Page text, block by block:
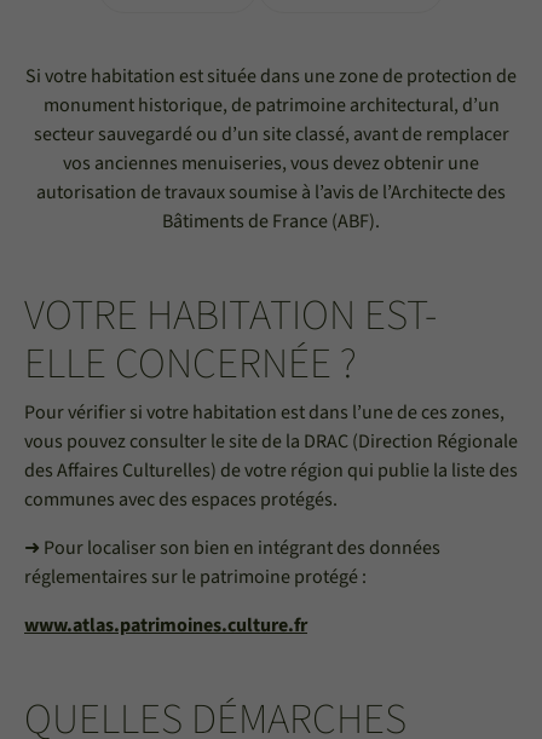
Si votre habitation est située dans une zone de protection de
monument historique, de patrimoine architectural, d’un
secteur sauvegardé ou d’un site classé, avant de remplacer
vos anciennes menuiseries, vous devez obtenir une
autorisation de travaux soumise à l’avis de l’Architecte des
Bâtiments de France (ABF).
VOTRE HABITATION EST-
ELLE CONCERNÉE ?
Pour vérifier si votre habitation est dans l’une de ces zones,
vous pouvez consulter le site de la DRAC (Direction Régionale
des Affaires Culturelles) de votre région qui publie la liste des
communes avec des espaces protégés.
➜ Pour localiser son bien en intégrant des données
réglementaires sur le patrimoine protégé :
www.atlas.patrimoines.culture.fr
QUELLES DÉMARCHES